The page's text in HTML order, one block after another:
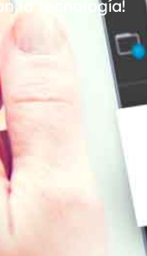
la tecnología!